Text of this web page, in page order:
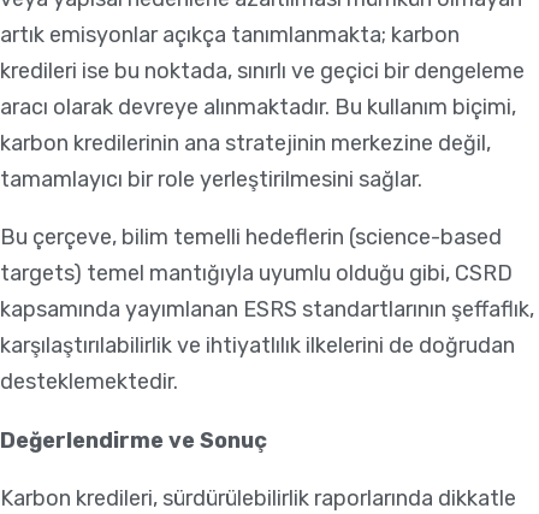
artık emisyonlar açıkça tanımlanmakta; karbon
kredileri ise bu noktada, sınırlı ve geçici bir dengeleme
aracı olarak devreye alınmaktadır. Bu kullanım biçimi,
karbon kredilerinin ana stratejinin merkezine değil,
tamamlayıcı bir role yerleştirilmesini sağlar.
Bu çerçeve, bilim temelli hedeflerin (science-based
targets) temel mantığıyla uyumlu olduğu gibi, CSRD
kapsamında yayımlanan ESRS standartlarının şeffaflık,
karşılaştırılabilirlik ve ihtiyatlılık ilkelerini de doğrudan
desteklemektedir.
Değerlendirme ve Sonuç
Karbon kredileri, sürdürülebilirlik raporlarında dikkatle